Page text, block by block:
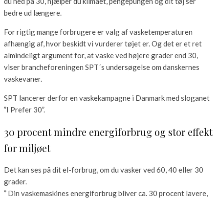
bedre ud længere.
For rigtig mange forbrugere er valg af vasketemperaturen
afhængig af, hvor beskidt vi vurderer tøjet er. Og det er et ret
almindeligt argument for, at vaske ved højere grader end 30,
viser brancheforeningen SPT´s undersøgelse om danskernes
vaskevaner.
SPT lancerer derfor en vaskekampagne i Danmark med sloganet
”I Prefer 30”.
30 procent mindre energiforbrug og stor effekt
for miljøet
Det kan ses på dit el-forbrug, om du vasker ved 60, 40 eller 30
grader.
” Din vaskemaskines energiforbrug bliver ca. 30 procent lavere,